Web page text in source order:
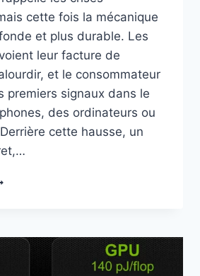
cette fois la mécanique
et plus durable. Les
leur facture de
et le consommateur
premiers signaux dans le
des ordinateurs ou
cette hausse, un